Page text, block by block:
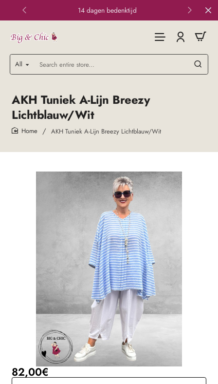
14 dagen bedenktijd
All
Search
entire
AKH Tuniek A-Lijn Breezy
Lichtblauw/Wit
AKH Tuniek A-Lijn Breezy Lichtblauw/Wit
82,00€